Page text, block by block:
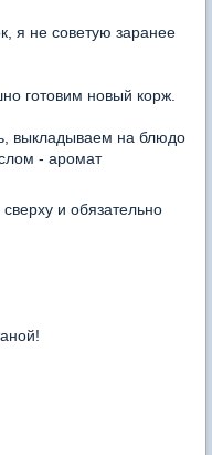
я не советую заранее
готовим новый корж.
выкладываем на блюдо
- аромат
и обязательно